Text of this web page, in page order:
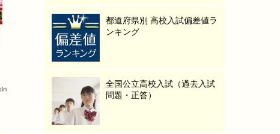
都道府県別 高校入試偏差値ラ
ンキング
全国公立高校入試（過去入試
問題・正答）